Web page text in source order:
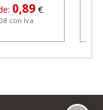
0,89 €
con Iva